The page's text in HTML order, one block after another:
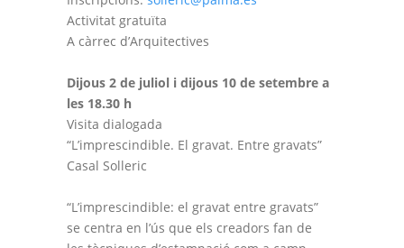
Activitat gratuïta
A càrrec d’Arquitectives
Dijous 2 de juliol i dijous 10 de setembre a
les 18.30 h
Visita dialogada
“L’imprescindible. El gravat. Entre gravats”
Casal Solleric
“L’imprescindible: el gravat entre gravats”
se centra en l’ús que els creadors fan de